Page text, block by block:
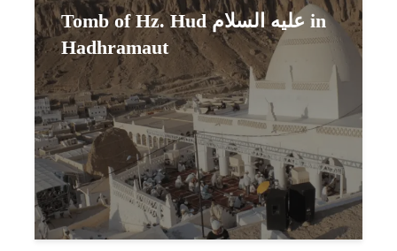
Tomb of Hz. Hud عليه السلام in
Hadhramaut